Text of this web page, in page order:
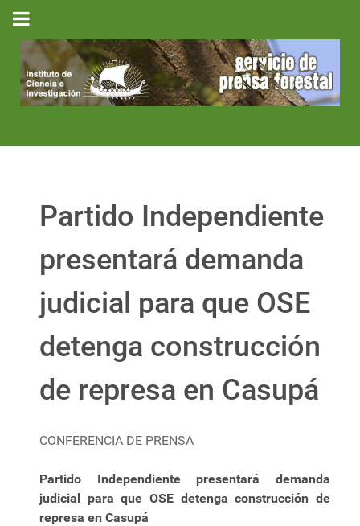
Partido Independiente
presentará demanda
judicial para que OSE
detenga construcción
de represa en Casupá
CONFERENCIA DE PRENSA
Partido Independiente presentará demanda
judicial para que OSE detenga construcción de
represa en Casupá